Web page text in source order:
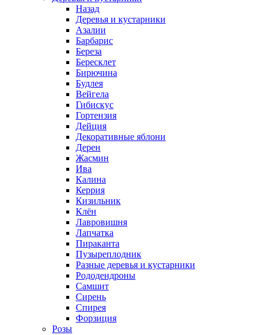
Назад
Деревья и кустарники
Азалии
Барбарис
Береза
Бересклет
Бирючина
Будлея
Вейгела
Гибискус
Гортензия
Дейция
Декоративные яблони
Дерен
Жасмин
Ива
Калина
Керрия
Кизильник
Клён
Лавровишня
Лапчатка
Пираканта
Пузыреплодник
Разные деревья и кустарники
Рододендроны
Самшит
Сирень
Спирея
Форзиция
Розы